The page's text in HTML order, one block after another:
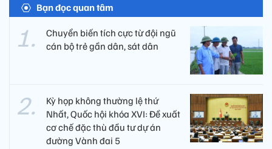
Bạn đọc quan tâm
Chuyển biến tích cực từ đội ngũ
cán bộ trẻ gần dân, sát dân
Kỳ họp không thường lệ thứ
Nhất, Quốc hội khóa XVI: Đề xuất
cơ chế đặc thù đầu tư dự án
đường Vành đai 5